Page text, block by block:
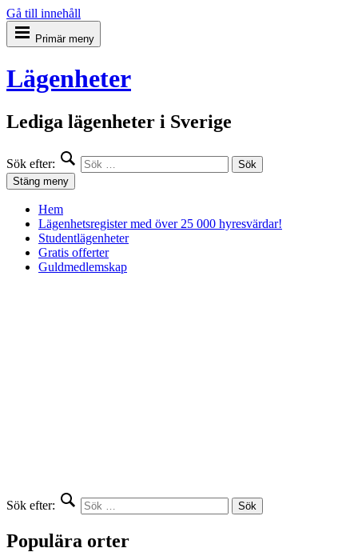
Gå till innehåll
Primär meny
Lägenheter
Lediga lägenheter i Sverige
Sök efter:
Stäng meny
Hem
Lägenhetsregister med över 25 000 hyresvärdar!
Studentlägenheter
Gratis offerter
Guldmedlemskap
Sök efter:
Populära orter